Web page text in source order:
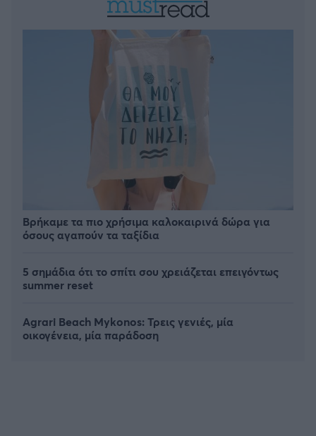
Βρήκαμε τα πιο χρήσιμα καλοκαιρινά δώρα για
όσους αγαπούν τα ταξίδια
5 σημάδια ότι το σπίτι σου χρειάζεται επειγόντως
summer reset
Agrari Beach Mykonos: Τρεις γενιές, μία
οικογένεια, μία παράδοση